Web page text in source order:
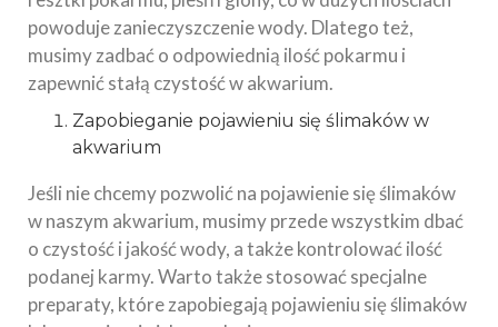
powoduje zanieczyszczenie wody. Dlatego też,
musimy zadbać o odpowiednią ilość pokarmu i
zapewnić stałą czystość w akwarium.
Zapobieganie pojawieniu się ślimaków w
akwarium
Jeśli nie chcemy pozwolić na pojawienie się ślimaków
w naszym akwarium, musimy przede wszystkim dbać
o czystość i jakość wody, a także kontrolować ilość
podanej karmy. Warto także stosować specjalne
preparaty, które zapobiegają pojawieniu się ślimaków